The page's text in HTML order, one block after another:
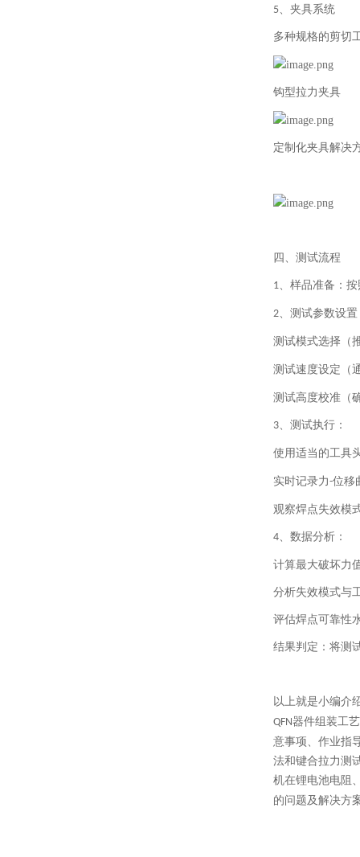
5、 夹具系统
多种规格的剪切
钩型拉力夹具
定制化夹具解决
四、测试流程
1、样品准备：
2、 测试参数设置
测试模式选择（
测试速度设定（
测试高度校准（
3、 测试执行：
使用适当的工具
实时记录力-位移
观察焊点失效模
4、 数据分析：
计算最大破坏力
分析失效模式与
评估焊点可靠性
结果判定：将测
以上就是小编介
QFN器件组装工
意事项、作业指
法和键合拉力测
机在锂电池电阻
的问题及解决方